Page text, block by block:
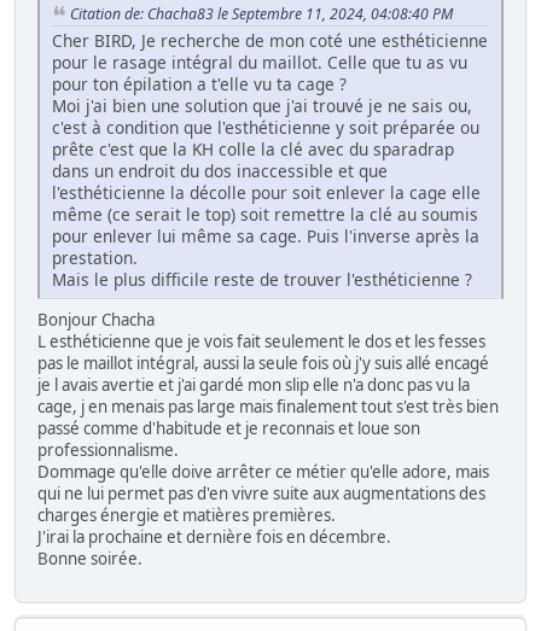
Citation de: Chacha83 le Septembre 11, 2024, 04:08:40 PM
Cher BIRD, Je recherche de mon coté une esthéticienne
pour le rasage intégral du maillot. Celle que tu as vu
pour ton épilation a t'elle vu ta cage ?
Moi j'ai bien une solution que j'ai trouvé je ne sais ou,
c'est à condition que l'esthéticienne y soit préparée ou
prête c'est que la KH colle la clé avec du sparadrap
dans un endroit du dos inaccessible et que
l'esthéticienne la décolle pour soit enlever la cage elle
même (ce serait le top) soit remettre la clé au soumis
pour enlever lui même sa cage. Puis l'inverse après la
prestation.
Mais le plus difficile reste de trouver l'esthéticienne ?
Bonjour Chacha
L esthéticienne que je vois fait seulement le dos et les fesses
pas le maillot intégral, aussi la seule fois où j'y suis allé encagé
je l avais avertie et j'ai gardé mon slip elle n'a donc pas vu la
cage, j en menais pas large mais finalement tout s'est très bien
passé comme d'habitude et je reconnais et loue son
professionnalisme.
Dommage qu'elle doive arrêter ce métier qu'elle adore, mais
qui ne lui permet pas d'en vivre suite aux augmentations des
charges énergie et matières premières.
J'irai la prochaine et dernière fois en décembre.
Bonne soirée.